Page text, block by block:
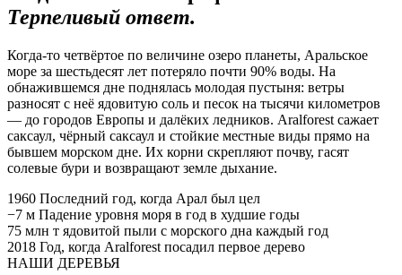
Терпеливый ответ.
Когда-то четвёртое по величине озеро планеты, Аральское
море за шестьдесят лет потеряло почти 90% воды. На
обнажившемся дне поднялась молодая пустыня: ветры
разносят с неё ядовитую соль и песок на тысячи километров
— до городов Европы и далёких ледников. Aralforest сажает
саксаул, чёрный саксаул и стойкие местные виды прямо на
бывшем морском дне. Их корни скрепляют почву, гасят
солевые бури и возвращают земле дыхание.
1960 Последний год, когда Арал был цел
−7 м Падение уровня моря в год в худшие годы
75 млн т ядовитой пыли с морского дна каждый год
2018 Год, когда Aralforest посадил первое дерево
НАШИ ДЕРЕВЬЯ